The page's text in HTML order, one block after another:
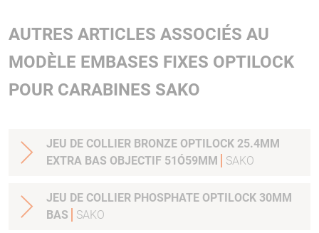
AUTRES ARTICLES ASSOCIÉS AU
MODÈLE EMBASES FIXES OPTILOCK
POUR CARABINES SAKO
JEU DE COLLIER BRONZE OPTILOCK 25.4MM
EXTRA BAS OBJECTIF 51Ó59MM
SAKO
JEU DE COLLIER PHOSPHATE OPTILOCK 30MM
BAS
SAKO